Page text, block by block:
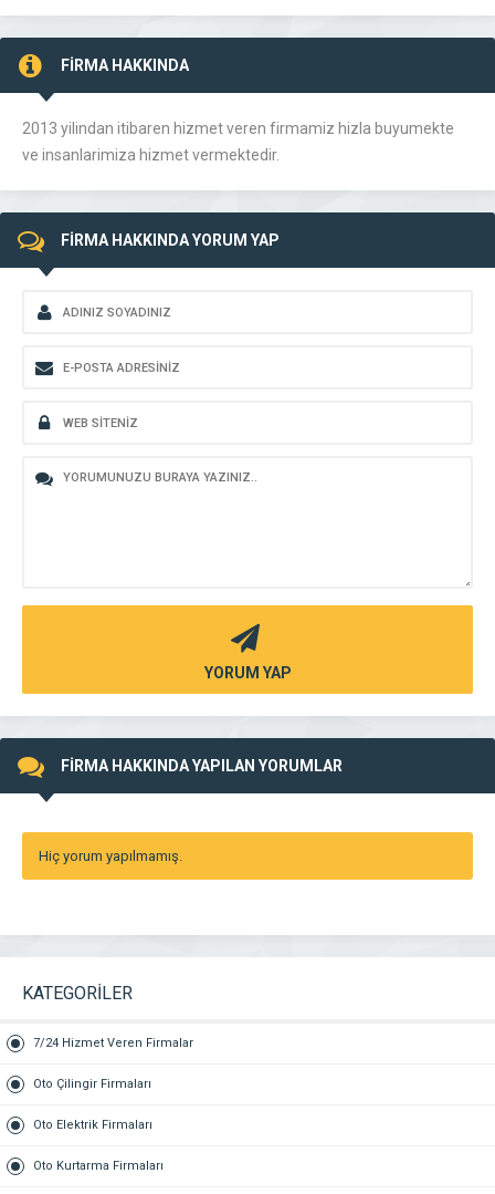
FİRMA HAKKINDA
2013 yilindan itibaren hizmet veren firmamiz hizla buyumekte
ve insanlarimiza hizmet vermektedir.
FİRMA HAKKINDA YORUM YAP
YORUM YAP
FİRMA HAKKINDA YAPILAN YORUMLAR
Hiç yorum yapılmamış.
KATEGORİLER
7/24 Hizmet Veren Firmalar
Oto Çilingir Firmaları
Oto Elektrik Firmaları
Oto Kurtarma Firmaları